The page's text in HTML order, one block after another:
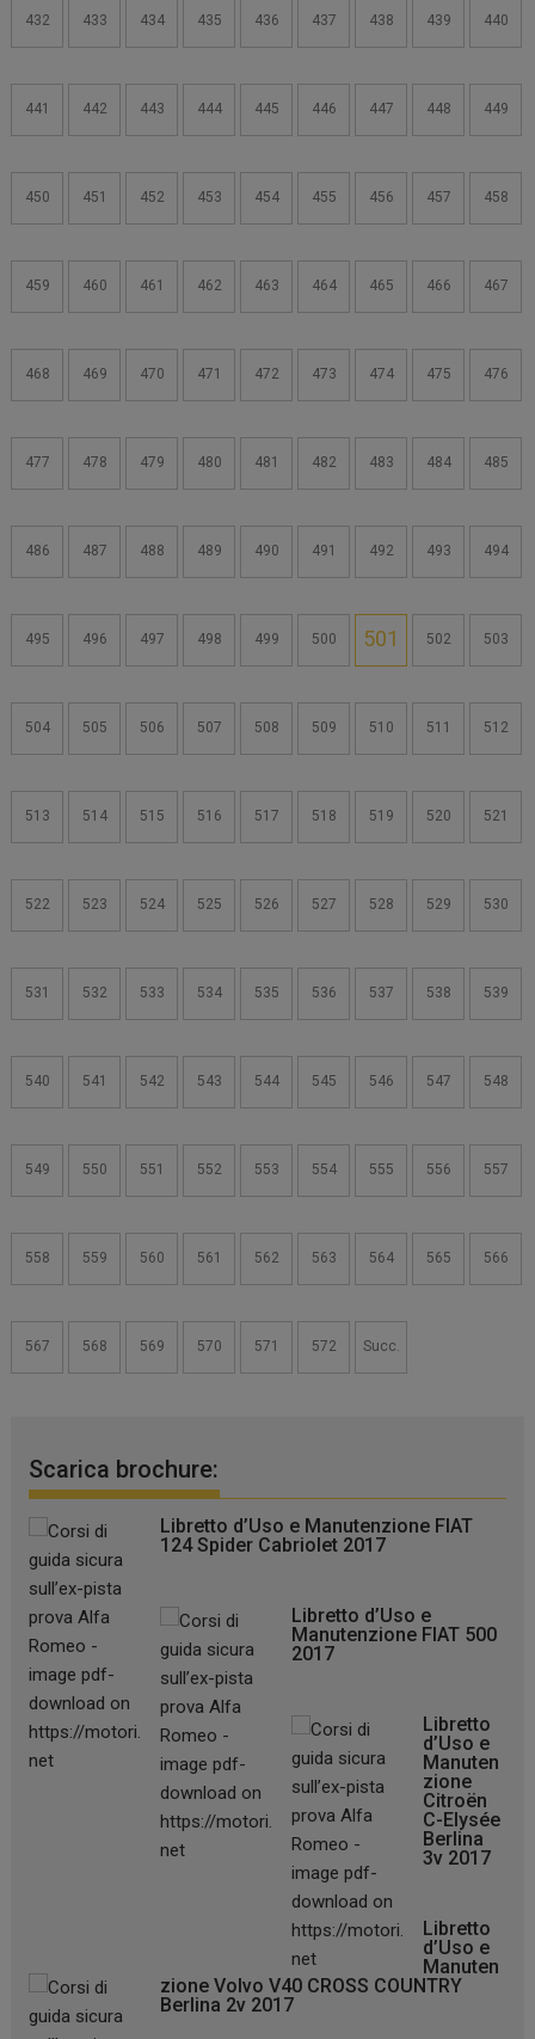
432 433 434 435 436 437 438 439 440
441 442 443 444 445 446 447 448 449
450 451 452 453 454 455 456 457 458
459 460 461 462 463 464 465 466 467
468 469 470 471 472 473 474 475 476
477 478 479 480 481 482 483 484 485
486 487 488 489 490 491 492 493 494
495 496 497 498 499 500 501 502 503
504 505 506 507 508 509 510 511 512
513 514 515 516 517 518 519 520 521
522 523 524 525 526 527 528 529 530
531 532 533 534 535 536 537 538 539
540 541 542 543 544 545 546 547 548
549 550 551 552 553 554 555 556 557
558 559 560 561 562 563 564 565 566
567 568 569 570 571 572 Succ.
Scarica brochure:
Libretto d’Uso e Manutenzione FIAT
124 Spider Cabriolet 2017
Libretto d’Uso e
Manutenzione FIAT 500
2017
Libretto
d’Uso e
Manuten
zione
Citroën
C-Elysée
Berlina
3v 2017
Libretto
d’Uso e
Manuten
zione Volvo V40 CROSS COUNTRY
Berlina 2v 2017